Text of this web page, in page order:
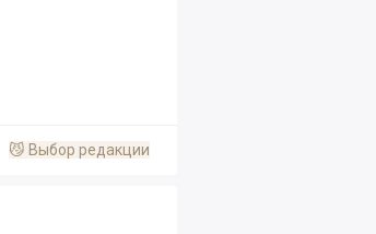
😼 Выбор редакции